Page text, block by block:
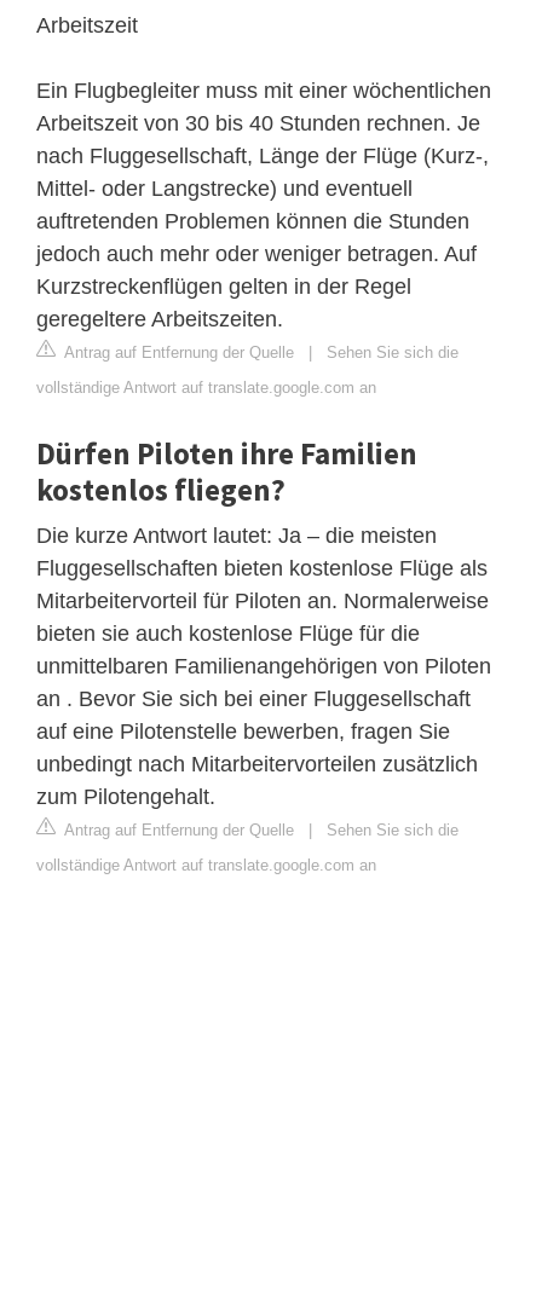
Arbeitszeit
Ein Flugbegleiter muss mit einer wöchentlichen
Arbeitszeit von 30 bis 40 Stunden rechnen. Je
nach Fluggesellschaft, Länge der Flüge (Kurz-,
Mittel- oder Langstrecke) und eventuell
auftretenden Problemen können die Stunden
jedoch auch mehr oder weniger betragen. Auf
Kurzstreckenflügen gelten in der Regel
geregeltere Arbeitszeiten.
Antrag auf Entfernung der Quelle | Sehen Sie sich die
vollständige Antwort auf translate.google.com an
Dürfen Piloten ihre Familien
kostenlos fliegen?
Die kurze Antwort lautet: Ja – die meisten
Fluggesellschaften bieten kostenlose Flüge als
Mitarbeitervorteil für Piloten an. Normalerweise
bieten sie auch kostenlose Flüge für die
unmittelbaren Familienangehörigen von Piloten
an . Bevor Sie sich bei einer Fluggesellschaft
auf eine Pilotenstelle bewerben, fragen Sie
unbedingt nach Mitarbeitervorteilen zusätzlich
zum Pilotengehalt.
Antrag auf Entfernung der Quelle | Sehen Sie sich die
vollständige Antwort auf translate.google.com an